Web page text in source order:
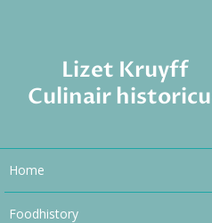
Lizet Kruyff
Culinair
Home
Foodhistory